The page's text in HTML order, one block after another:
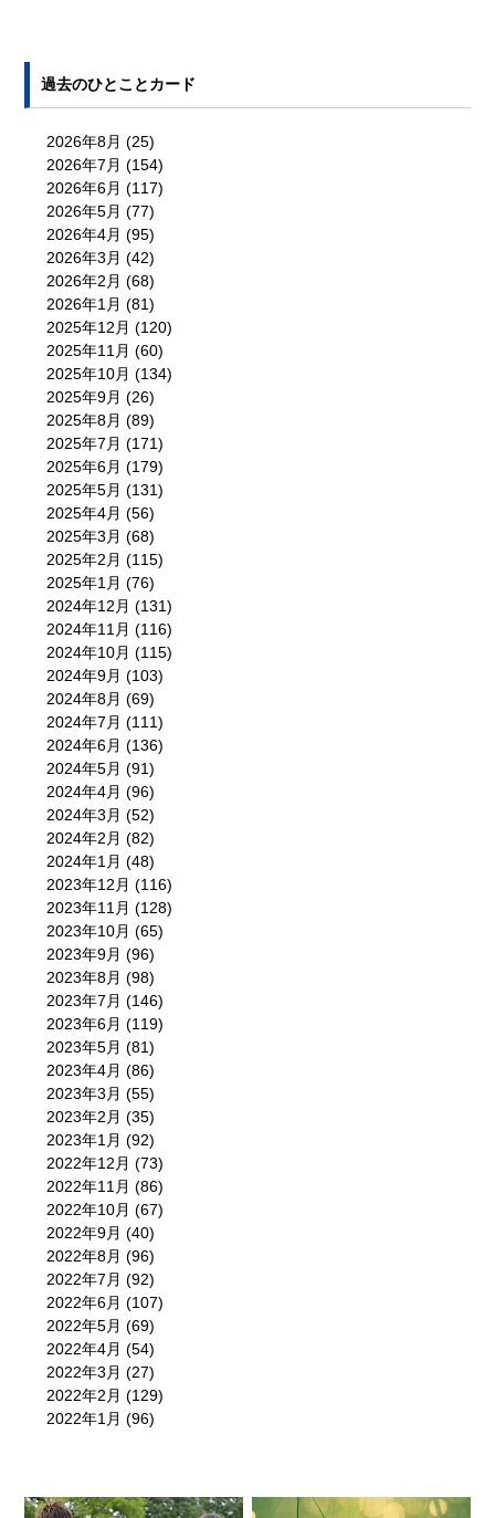
過去のひとことカード
2026年8月 (25)
2026年7月 (154)
2026年6月 (117)
2026年5月 (77)
2026年4月 (95)
2026年3月 (42)
2026年2月 (68)
2026年1月 (81)
2025年12月 (120)
2025年11月 (60)
2025年10月 (134)
2025年9月 (26)
2025年8月 (89)
2025年7月 (171)
2025年6月 (179)
2025年5月 (131)
2025年4月 (56)
2025年3月 (68)
2025年2月 (115)
2025年1月 (76)
2024年12月 (131)
2024年11月 (116)
2024年10月 (115)
2024年9月 (103)
2024年8月 (69)
2024年7月 (111)
2024年6月 (136)
2024年5月 (91)
2024年4月 (96)
2024年3月 (52)
2024年2月 (82)
2024年1月 (48)
2023年12月 (116)
2023年11月 (128)
2023年10月 (65)
2023年9月 (96)
2023年8月 (98)
2023年7月 (146)
2023年6月 (119)
2023年5月 (81)
2023年4月 (86)
2023年3月 (55)
2023年2月 (35)
2023年1月 (92)
2022年12月 (73)
2022年11月 (86)
2022年10月 (67)
2022年9月 (40)
2022年8月 (96)
2022年7月 (92)
2022年6月 (107)
2022年5月 (69)
2022年4月 (54)
2022年3月 (27)
2022年2月 (129)
2022年1月 (96)